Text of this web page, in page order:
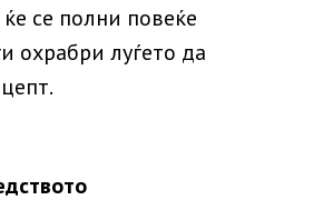
се полни повеќе
охрабри луѓето да